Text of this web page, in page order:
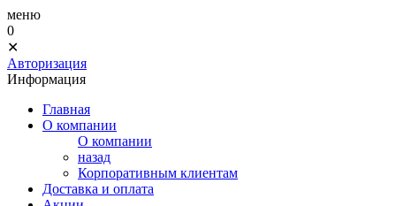
меню
0
✕
Авторизация
Информация
Главная
О компании
О компании
назад
Корпоративным клиентам
Доставка и оплата